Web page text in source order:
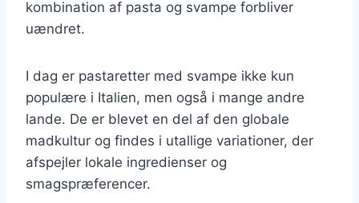
kombination af pasta og svampe forbliver
uændret.
I dag er pastaretter med svampe ikke kun
populære i Italien, men også i mange andre
lande. De er blevet en del af den globale
madkultur og findes i utallige variationer, der
afspejler lokale ingredienser og
smagspræferencer.